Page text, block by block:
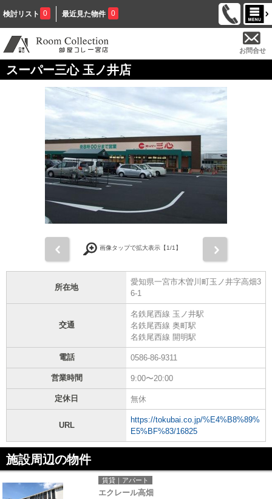
検討リスト 0 最近見た物件 0
お問合せ
スーパー三心 玉ノ井店
画像タップで拡大表示【1/1】
所在地
愛知県一宮市木曽川町玉ノ井字高畑3
6-1
交通
名鉄尾西線 玉ノ井駅
名鉄尾西線 奥町駅
名鉄尾西線 開明駅
電話 0586-86-9311
営業時間 9:00〜20:00
定休日 無休
URL
https://tokubai.co.jp/%E4%B8%89%
E5%BF%83/16825
施設周辺の物件
賃貸｜アパート
エクレール高畑